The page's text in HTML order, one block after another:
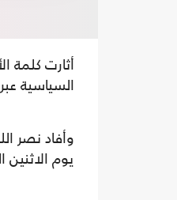
أثارت كلمة
السياسية
وأفاد نصر
يوم